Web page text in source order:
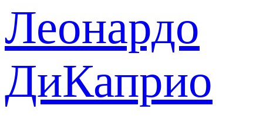
Леонардо
ДиКаприо